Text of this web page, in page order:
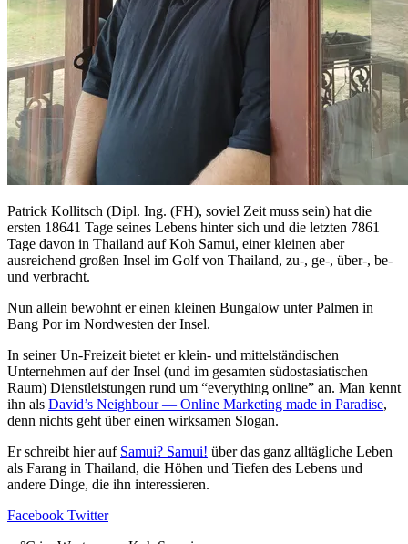
Patrick Kollitsch (Dipl. Ing. (FH), soviel Zeit muss sein) hat die
ersten 18641 Tage seines Lebens hinter sich und die letzten 7861
Tage davon in Thailand auf Koh Samui, einer kleinen aber
ausreichend großen Insel im Golf von Thailand, zu-, ge-, über-, be-
und verbracht.
Nun allein bewohnt er einen kleinen Bungalow unter Palmen in
Bang Por im Nordwesten der Insel.
In seiner Un-Freizeit bietet er klein- und mittelständischen
Unternehmen auf der Insel (und im gesamten südostasiatischen
Raum) Dienstleistungen rund um “everything online” an. Man kennt
ihn als David’s Neighbour — Online Marketing made in Paradise,
denn nichts geht über einen wirksamen Slogan.
Er schreibt hier auf Samui? Samui! über das ganz alltägliche Leben
als Farang in Thailand, die Höhen und Tiefen des Lebens und
andere Dinge, die ihn interessieren.
Facebook Twitter